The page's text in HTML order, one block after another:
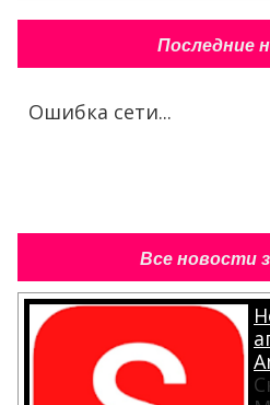
Последние
Ошибка сети...
Все новости